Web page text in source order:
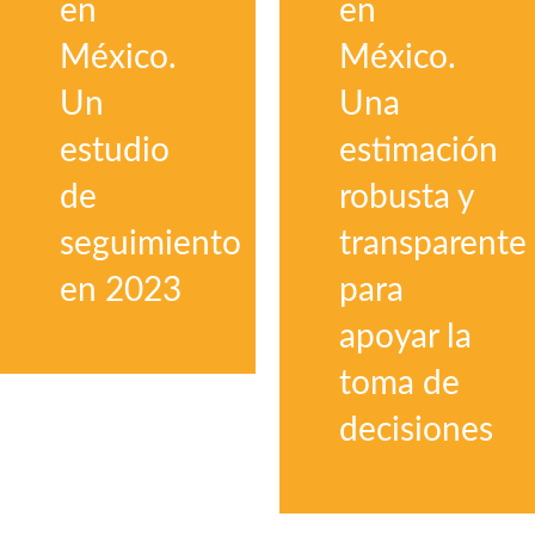
en
México.
Un
estudio
de
seguimiento
en 2023
en
México.
Una
estimación
robusta y
transparente
para
apoyar la
toma de
decisiones